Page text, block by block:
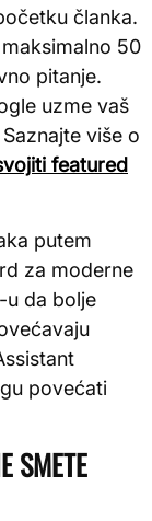
članka.
50
pitanje.
uzme vaš
više o
featured
putem
za moderne
u da bolje
povećati
SMETE